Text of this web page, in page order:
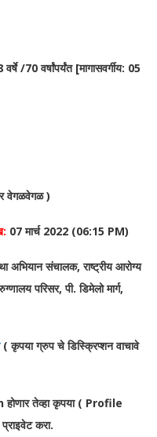
/70 वर्षांपर्यंत [मागासवर्गीय: 05
वेगळवेगळ )
07 मार्च 2022 (06:15 PM)
अभियान संचालक, राष्ट्रीय आरोग्य
परिसर, पी. डिमेलो मार्ग,
( कृपया ग्रुप चे डिस्क्रिप्शन वाचावे
तेव्हा कृपया ( Profile
करा.